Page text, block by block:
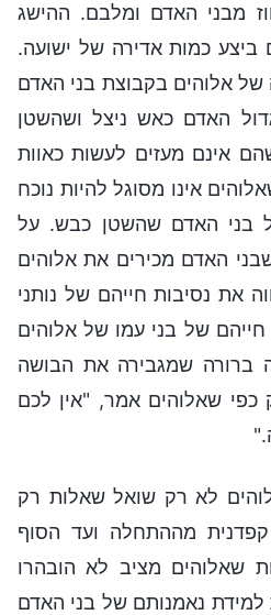
מבני האדם ומלבם. ההישג
כמות אדירה של ישועה.
אלוהים בקבוצת בני האדם
האדם כאש ניצל ושהשטן
אינם מעזים לעשות כאוות
אינו מסוגל להיות נוכח
בני האדם שהשטן כבש. על
האדם מכירים את אלוהים
את נסיבות חייהם של נותני
של בני עמו של אלוהים
ברורה שמגבירה את הבושה
כפי שאלוהים אמר, "אין לכם
לא רק שואל שאלות רק
מההתחלה ועד הסוף
שאלוהים מציב לא הובהרו
למידת נאמנותם של בני האדם